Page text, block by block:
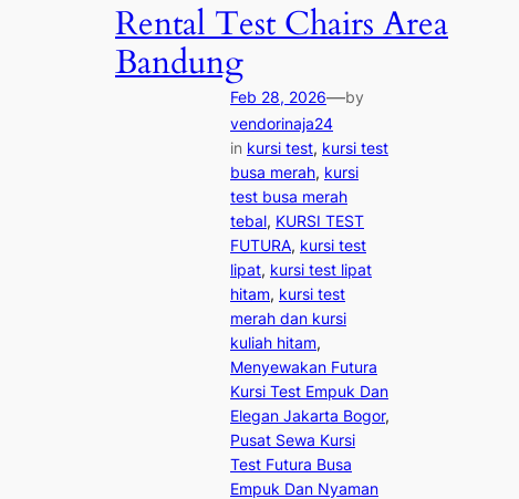
Rental Test Chairs Area
Bandung
Feb 28, 2026—by
vendorinaja24
in kursi test, kursi test
busa merah, kursi
test busa merah
tebal, KURSI TEST
FUTURA, kursi test
lipat, kursi test lipat
hitam, kursi test
merah dan kursi
kuliah hitam
Menyewakan Futura
Kursi Test Empuk Dan
Elegan Jakarta Bogor
Pusat Sewa Kursi
Test Futura Busa
Empuk Dan Nyaman